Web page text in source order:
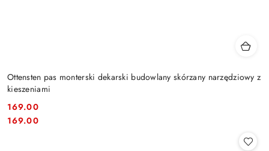
Ottensten pas monterski dekarski budowlany skórzany narzędziowy z
kieszeniami
Cena:
169.00
Cena:
169.00